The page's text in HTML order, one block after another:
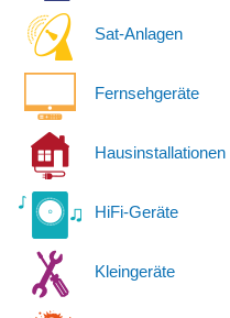
Sat-Anlagen
Fernsehgeräte
Hausinstallationen
HiFi-Geräte
Kleingeräte